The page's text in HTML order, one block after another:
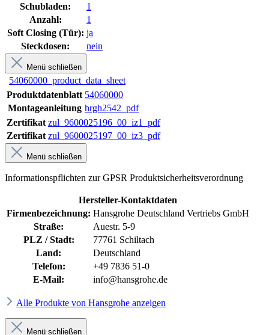
Schubladen:
1
Anzahl:
1
Soft Closing (Tür): ja
Steckdosen:
nein
Menü schließen
54060000_product_data_sheet
Produktdatenblatt 54060000
Montageanleitung hrgh2542_pdf
Zertifikat zul_9600025196_00_iz1_pdf
Zertifikat zul_9600025197_00_iz3_pdf
Menü schließen
Informationspflichten zur GPSR Produktsicherheitsverordnung
Hersteller-Kontaktdaten
Firmenbezeichnung: Hansgrohe Deutschland Vertriebs GmbH
Straße:
Auestr. 5-9
PLZ / Stadt:
77761 Schiltach
Land:
Deutschland
Telefon:
+49 7836 51-0
E-Mail:
info@hansgrohe.de
Alle Produkte von Hansgrohe anzeigen
Menü schließen